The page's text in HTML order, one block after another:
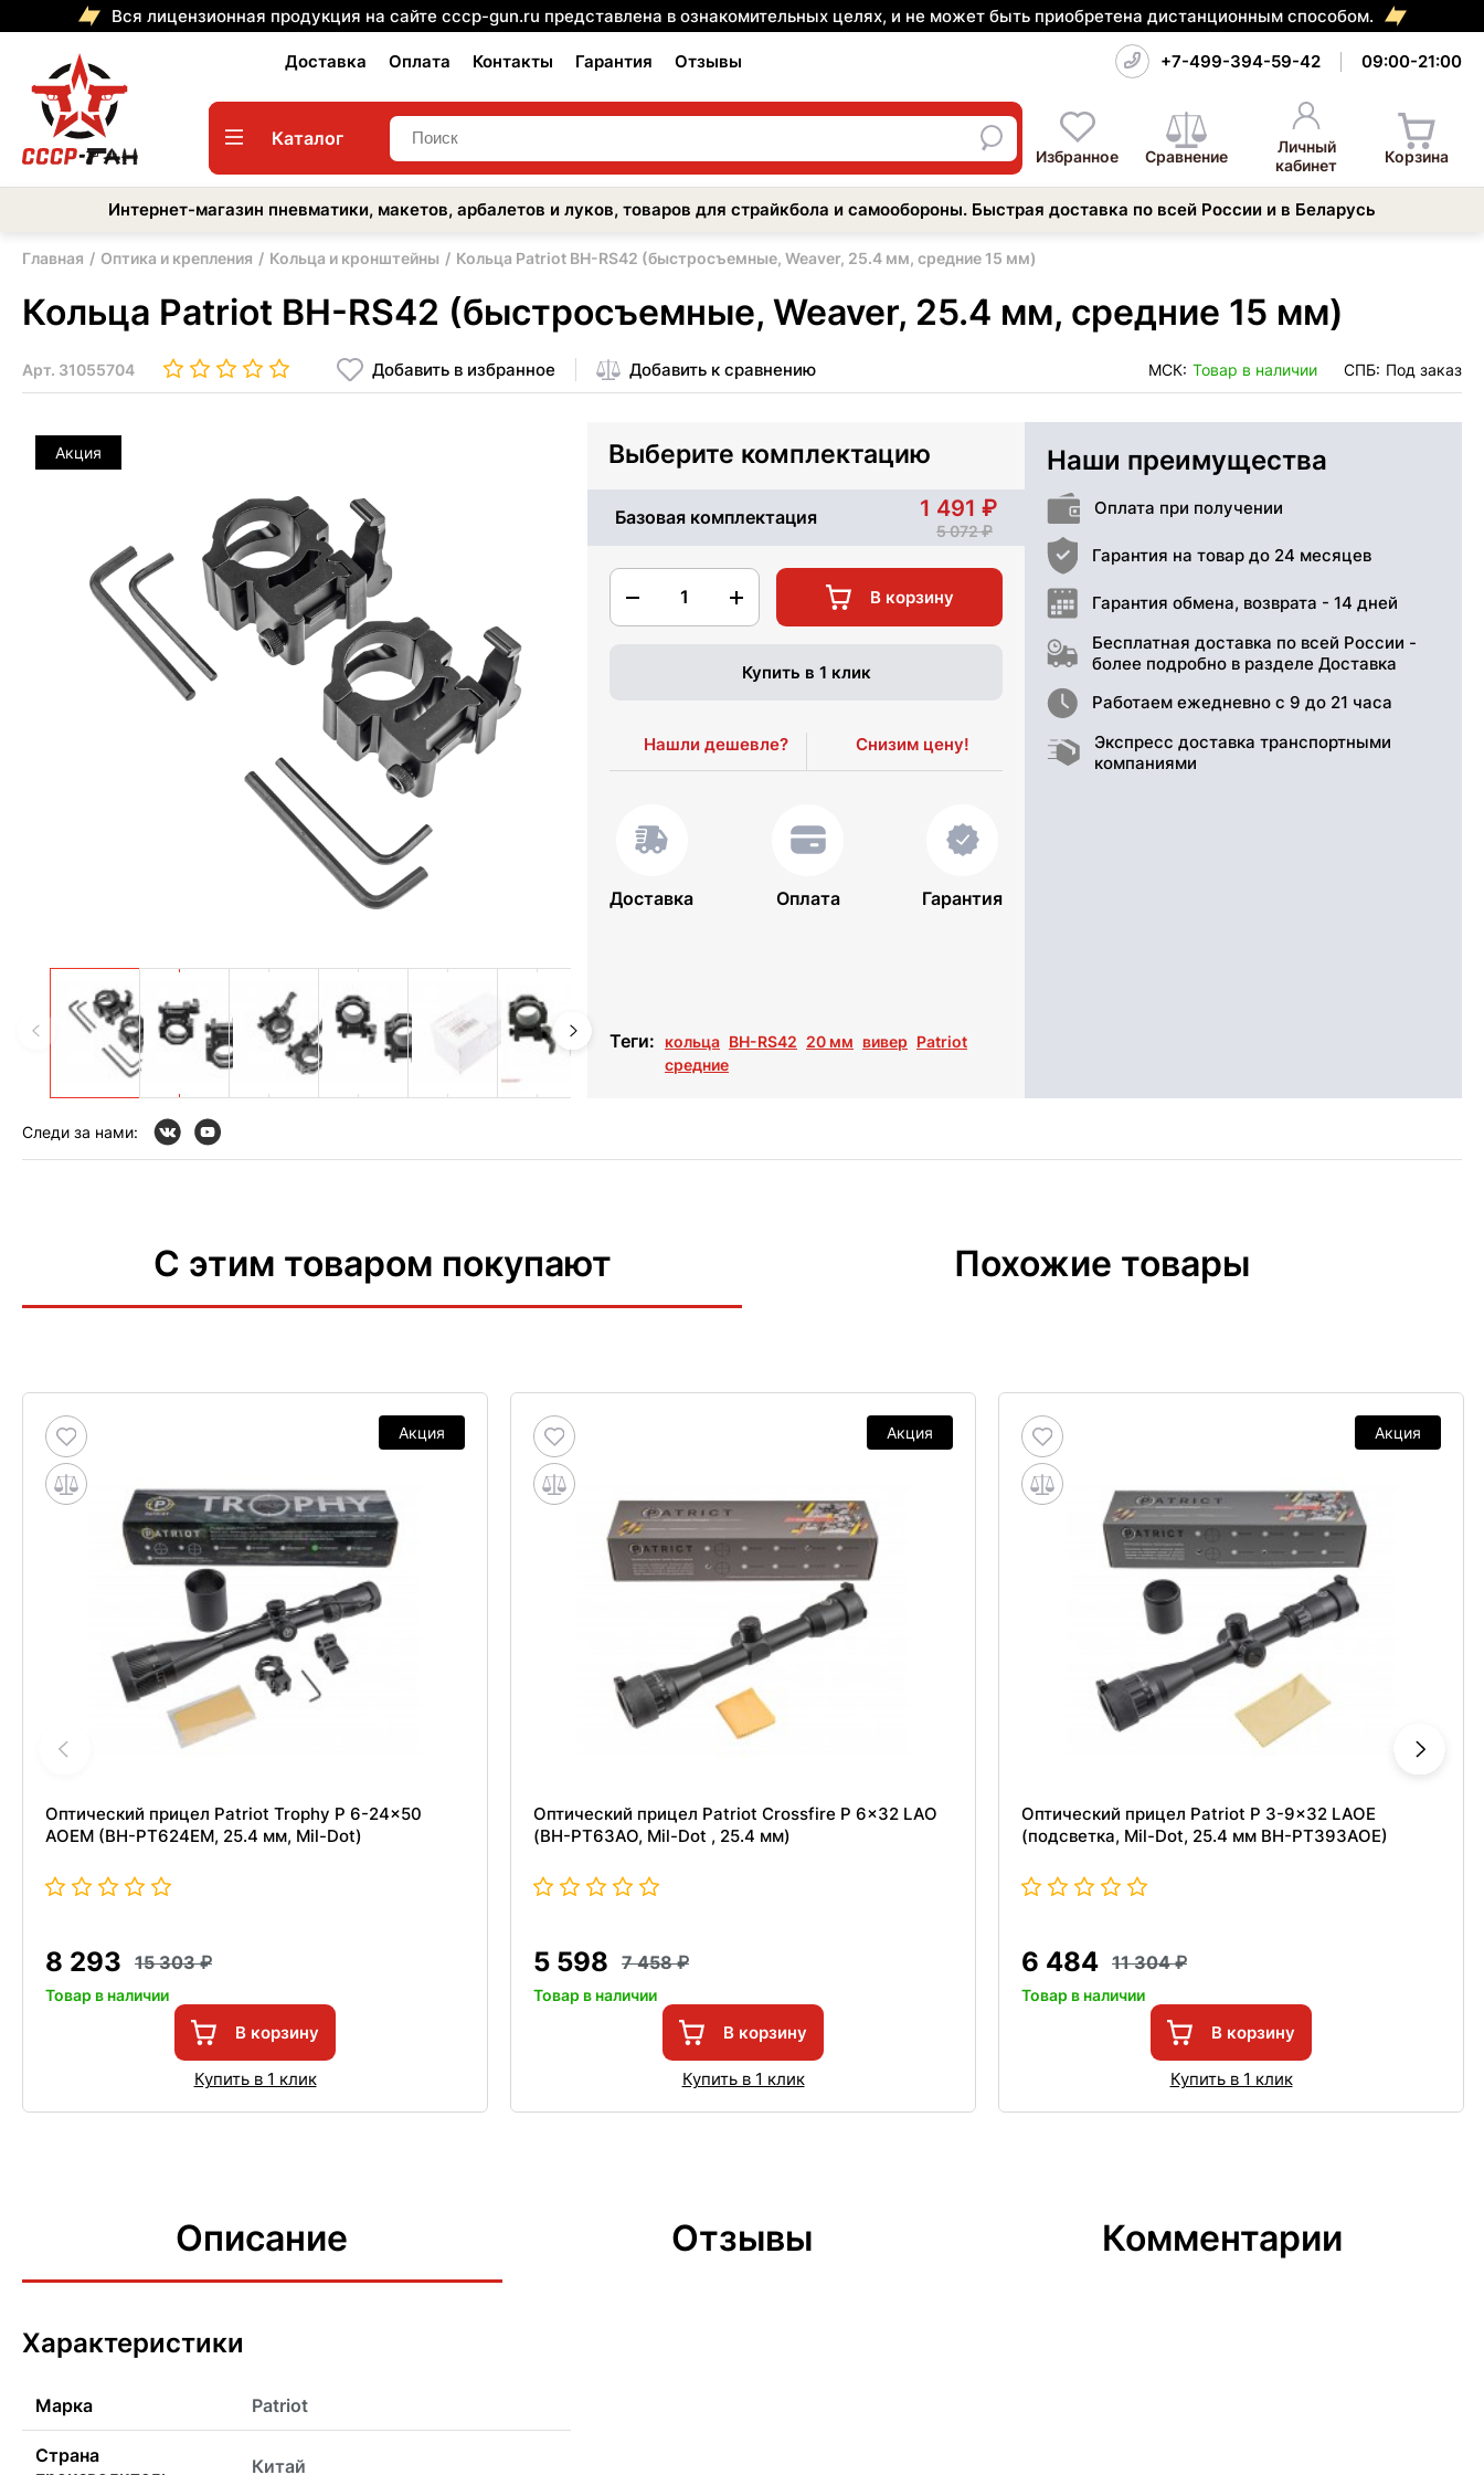
Вся лицензионная продукция на сайте cccp-gun.ru представлена в ознакомительных целях, и не может быть приобретена дистанционным способом.
Доставка Оплата Контакты Гарантия Отзывы +7-499-394-59-42 09:00-21:00
Каталог
Избранное Сравнение
Личный
кабинет
Корзина
Интернет-магазин пневматики, макетов, арбалетов и луков, товаров для страйкбола и самообороны. Быстрая доставка по всей России и в Беларусь
Главная Оптика и крепления Кольца и кронштейны Кольца Patriot BH-RS42 (быстросъемные, Weaver, 25.4 мм, средние 15 мм)
Кольца Patriot BH-RS42 (быстросъемные, Weaver, 25.4 мм, средние 15 мм)
Арт. 31055704 Добавить в избранное Добавить к сравнению МСК: Товар в наличии СПБ: Под заказ
Акция Выберите комплектацию
Базовая комплектация 1 491
5 072
1 В корзину
Купить в 1 клик
Нашли дешевле? Снизим цену!
Доставка Оплата Гарантия
Теги: кольца BH-RS42 20 мм вивер Patriot
средние
Наши преимущества
Оплата при получении
Гарантия на товар до 24 месяцев
Гарантия обмена, возврата - 14 дней
Бесплатная доставка по всей России -
более подробно в разделе Доставка
Работаем ежедневно с 9 до 21 часа
Экспресс доставка транспортными
компаниями
Следи за нами:
С этим товаром покупают Похожие товары
Акция
Оптический прицел Patriot Trophy P 6-24x50
AOEM (BH-PT624EM, 25.4 мм, Mil-Dot)
8 293 15 303
Товар в наличии
В корзину
Купить в 1 клик
Акция
Оптический прицел Patriot Crossfire P 6x32 LAO
(BH-PT63AO, Mil-Dot , 25.4 мм)
5 598 7 458
Товар в наличии
В корзину
Купить в 1 клик
Акция
Оптический прицел Patriot P 3-9x32 LAOE
(подсветка, Mil-Dot, 25.4 мм BH-PT393AOE)
6 484 11 304
Товар в наличии
В корзину
Купить в 1 клик
Описание Отзывы Комментарии
Характеристики
Марка Patriot
Страна
Китай